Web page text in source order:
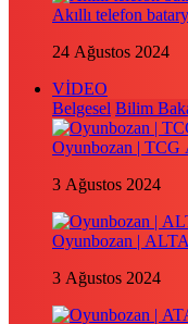
Akıllı telefon
24 Ağustos 2024
VİDEO
Belgesel Bilim
Oyunbozan | TCG
3 Ağustos 2024
Oyunbozan |
3 Ağustos 2024